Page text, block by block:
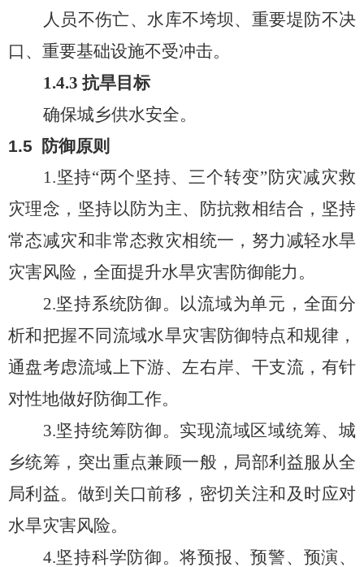
人员不伤亡、水库不垮坝、重要堤防不决
口、重要基础设施不受冲击。
1.4.3 抗旱目标
确保城乡供水安全。
1.5 防御原则
1.坚持“两个坚持、三个转变”防灾减灾救
灾理念，坚持以防为主、防抗救相结合，坚持
常态减灾和非常态救灾相统一，努力减轻水旱
灾害风险，全面提升水旱灾害防御能力。
2.坚持系统防御。以流域为单元，全面分
析和把握不同流域水旱灾害防御特点和规律，
通盘考虑流域上下游、左右岸、干支流，有针
对性地做好防御工作。
3.坚持统筹防御。实现流域区域统筹、城
乡统筹，突出重点兼顾一般，局部利益服从全
局利益。做到关口前移，密切关注和及时应对
水旱灾害风险。
4.坚持科学防御。将预报、预警、预演、